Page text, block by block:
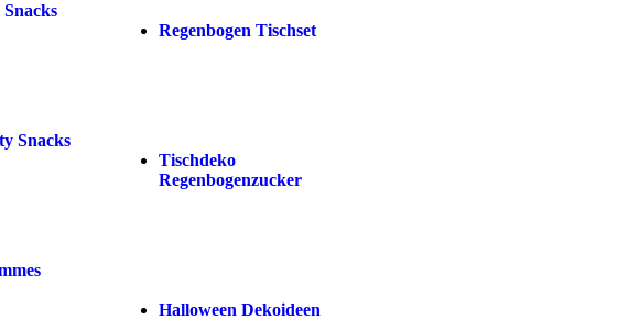
Snacks
Regenbogen Tischset
Tischdeko
Regenbogenzucker
Halloween Dekoideen